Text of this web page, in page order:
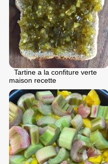
Tartine a la confiture verte
maison recette